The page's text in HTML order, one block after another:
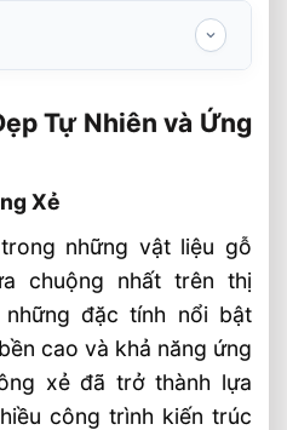
Thông Xẻ
Thông Xẻ
Sắc
Thông Xẻ
Gỗ Thông Xẻ
Tự Nhiên và Ứng
Xẻ
những vật liệu gỗ
chuộng nhất trên thị
đặc tính nổi bật
cao và khả năng ứng
xẻ đã trở thành lựa
công trình kiến trúc